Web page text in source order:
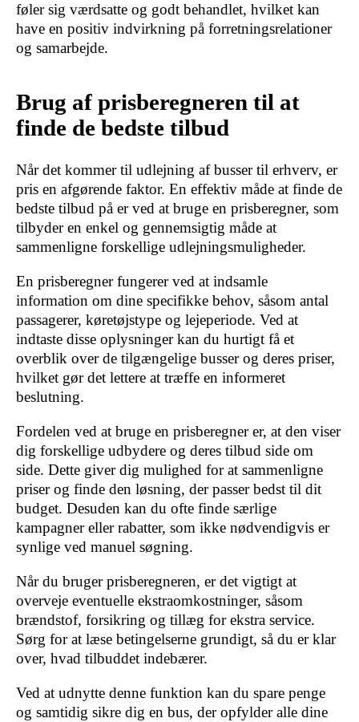
føler sig værdsatte og godt behandlet, hvilket kan
have en positiv indvirkning på forretningsrelationer
og samarbejde.
Brug af prisberegneren til at
finde de bedste tilbud
Når det kommer til udlejning af busser til erhverv, er
pris en afgørende faktor. En effektiv måde at finde de
bedste tilbud på er ved at bruge en prisberegner, som
tilbyder en enkel og gennemsigtig måde at
sammenligne forskellige udlejningsmuligheder.
En prisberegner fungerer ved at indsamle
information om dine specifikke behov, såsom antal
passagerer, køretøjstype og lejeperiode. Ved at
indtaste disse oplysninger kan du hurtigt få et
overblik over de tilgængelige busser og deres priser,
hvilket gør det lettere at træffe en informeret
beslutning.
Fordelen ved at bruge en prisberegner er, at den viser
dig forskellige udbydere og deres tilbud side om
side. Dette giver dig mulighed for at sammenligne
priser og finde den løsning, der passer bedst til dit
budget. Desuden kan du ofte finde særlige
kampagner eller rabatter, som ikke nødvendigvis er
synlige ved manuel søgning.
Når du bruger prisberegneren, er det vigtigt at
overveje eventuelle ekstraomkostninger, såsom
brændstof, forsikring og tillæg for ekstra service.
Sørg for at læse betingelserne grundigt, så du er klar
over, hvad tilbuddet indebærer.
Ved at udnytte denne funktion kan du spare penge
og samtidig sikre dig en bus, der opfylder alle dine